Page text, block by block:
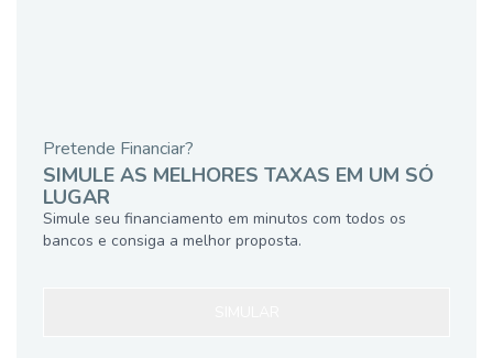
Pretende Financiar?
SIMULE AS MELHORES TAXAS EM UM SÓ
LUGAR
Simule seu financiamento em minutos com todos os
bancos e consiga a melhor proposta.